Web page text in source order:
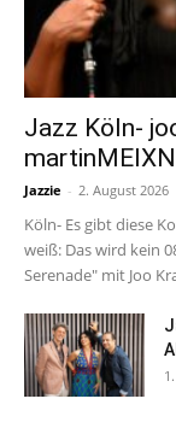
Jazz Köln-
Jazzie - 2. August 2026
Köln- Es gibt diese
weiß: Das wird kein
Serenade" mit Joo